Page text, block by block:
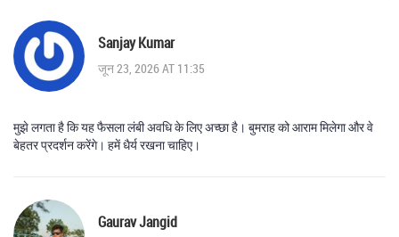
Sanjay Kumar
जून 23, 2026 AT 11:35
मुझे लगता है कि यह फैसला लंबी अवधि के लिए अच्छा है। बुमराह को आराम मिलेगा और वे
बेहतर प्रदर्शन करेंगे। हमें धैर्य रखना चाहिए।
Gaurav Jangid